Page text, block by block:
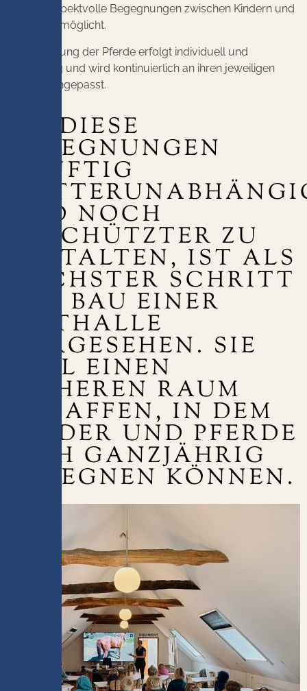
ruhige, respektvolle Begegnungen zwischen Kindern und
Pferden ermöglicht.
Die Betreuung der Pferde erfolgt individuell und
fachkundig und wird kontinuierlich an ihren jeweiligen
Zustand angepasst.
UM DIESE
BEGEGNUNGEN
KÜNFTIG
UND NOCH
GESCHÜTZTER ZU
GESTALTEN, IST ALS
NÄCHSTER SCHRITT
DER BAU EINER
REITHALLE
VORGESEHEN. SIE
SOLL EINEN
SICHEREN RAUM
SCHAFFEN, IN DEM
KINDER UND PFERDE
SICH GANZJÄHRIG
BEGEGNEN KÖNNEN.